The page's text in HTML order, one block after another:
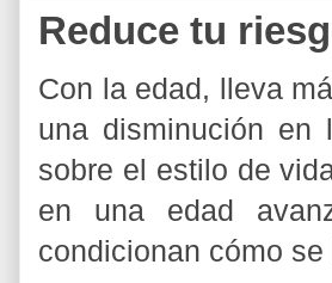
Reduce tu
Con la edad, lleva
una disminución en
sobre el estilo de
en una edad
condicionan cómo